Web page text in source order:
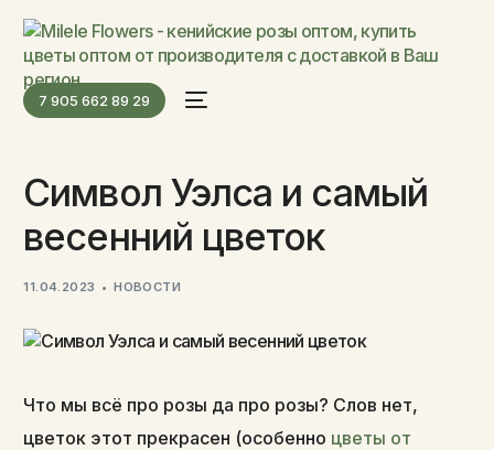
7 905 662 89 29
Символ Уэлса и самый
весенний цветок
11.04.2023 НОВОСТИ
Что мы всё про розы да про розы? Слов нет,
цветок этот прекрасен (особенно цветы от